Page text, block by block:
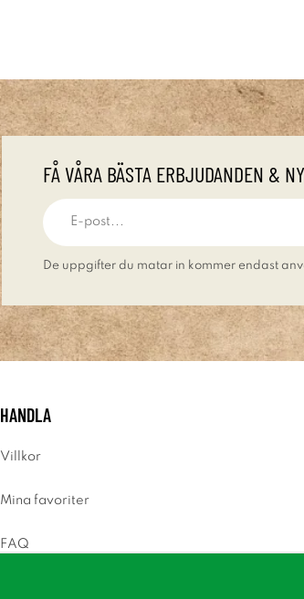
FÅ VÅRA BÄSTA ERBJUDANDEN &
De uppgifter du matar in kommer endast
HANDLA
Villkor
Mina favoriter
FAQ